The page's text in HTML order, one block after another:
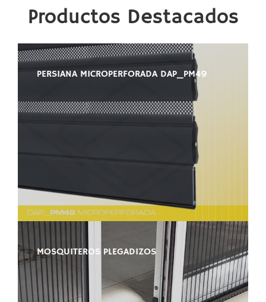
Productos Destacados
PERSIANA MICROPERFORADA DAP_PM49
MOSQUITEROS PLEGADIZOS